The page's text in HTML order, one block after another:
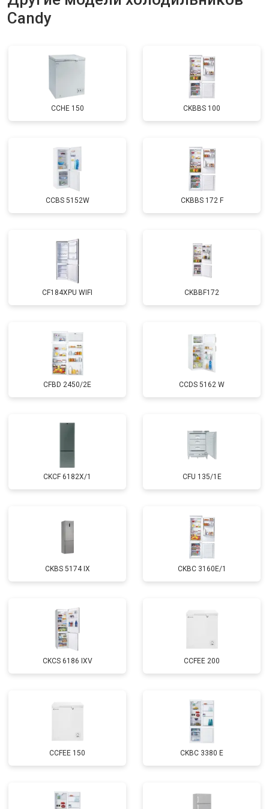
Замена нагревателя оттайки
от 1900 ₽ Заказать
Candy
CCHE 150 CKBBS 100
CCBS 5152W CKBBS 172 F
CF184XPU WIFI CKBBF172
CFBD 2450/2E CCDS 5162 W
CKCF 6182X/1 CFU 135/1E
CKBS 5174 IX CKBC 3160E/1
CKCS 6186 IXV CCFEE 200
CCFEE 150 CKBC 3380 E